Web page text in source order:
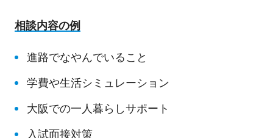
相談内容の例
進路でなやんでいること
学費や生活シミュレーション
大阪での一人暮らしサポート
入試面接対策